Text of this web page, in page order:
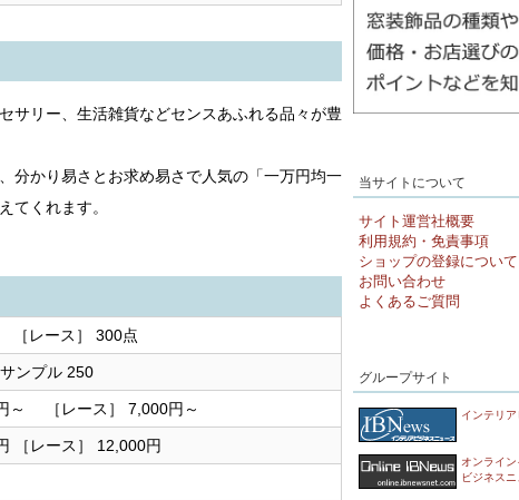
サリー、生活雑貨などセンスあふれる品々が豊
分かり易さとお求め易さで人気の「一万円均一
てくれます。
レース］ 300点
ンプル 250
～ ［レース］ 7,000円～
［レース］ 12,000円
当サイトについて
サイト運営社概要
利用規約・免責事項
ショップの登録について
お問い合わせ
よくあるご質問
グループサイト
インテリ
オンライ
ビジネスニ